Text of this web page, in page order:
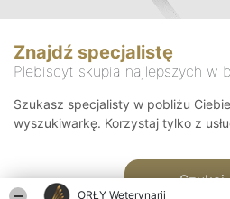
ORŁY Weterynarii
Znajdź specjalistę
Plebiscyt skupia najlepszych w
Szukasz specjalisty w pobliżu
wyszukiwarkę. Korzystaj tylko z
Szukaj